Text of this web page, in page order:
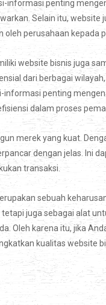
penting
Selain itu, website
perusahaan kepada
website bisnis juga
dari berbagai
penting
dalam proses
merek yang kuat.
dengan jelas. Ini
transaksi.
sebuah
juga sebagai alat
Oleh karena itu, jika
kualitas website